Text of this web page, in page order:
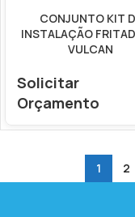
CONJUNTO KIT
INSTALAÇÃO
VULCAN
Solicitar
Orçamento
1 2